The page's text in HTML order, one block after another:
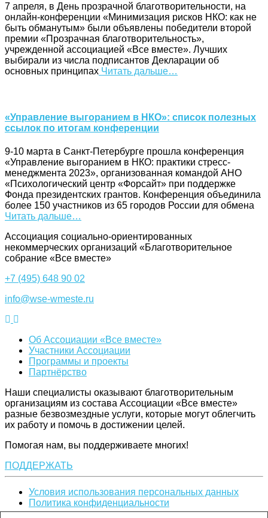
7 апреля, в День прозрачной благотворительности, на
онлайн-конференции «Минимизация рисков НКО: как не
быть обманутым» были объявлены победители второй
премии «Прозрачная благотворительность»,
учрежденной ассоциацией «Все вместе». Лучших
выбирали из числа подписантов Декларации об
основных принципах Читать дальше…
«Управление выгоранием в НКО»: список полезных
ссылок по итогам конференции
9-10 марта в Санкт-Петербурге прошла конференция
«Управление выгоранием в НКО: практики стресс-
менеджмента 2023», организованная командой АНО
«Психологический центр «Форсайт» при поддержке
Фонда президентских грантов. Конференция объединила
более 150 участников из 65 городов России для обмена
Читать дальше…
Ассоциация cоциально-ориентированных
некоммерческих организаций «Благотворительное
собрание «Все вместе»
+7 (495) 648 90 02
info@wse-wmeste.ru
Об Ассоциации «Все вместе»
Участники Ассоциации
Программы и проекты
Партнёрство
Наши специалисты оказывают благотворительным
организациям из состава Ассоциации «Все вместе»
разные безвозмездные услуги, которые могут облегчить
их работу и помочь в достижении целей.
Помогая нам, вы поддерживаете многих!
ПОДДЕРЖАТЬ
Условия использования персональных данных
Политика конфиденциальности